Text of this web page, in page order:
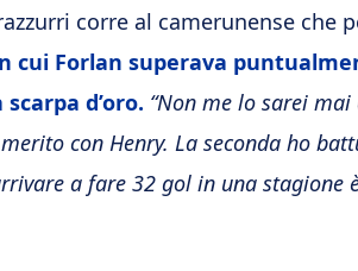
corre al camerunense che
cui Forlan superava
d’oro. “Non me lo sarei
con Henry. La seconda ho
a fare 32 gol in una stagione